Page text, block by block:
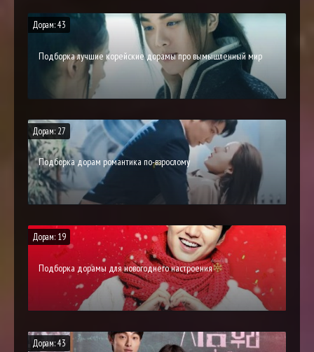
Дорам: 43
Подборка лучшие корейские дорамы про вымышленный мир
Дорам: 27
Подборка дорам романтика по-взрослому
Дорам: 19
Подборка дорамы для новогоднего настроения
Дорам: 43